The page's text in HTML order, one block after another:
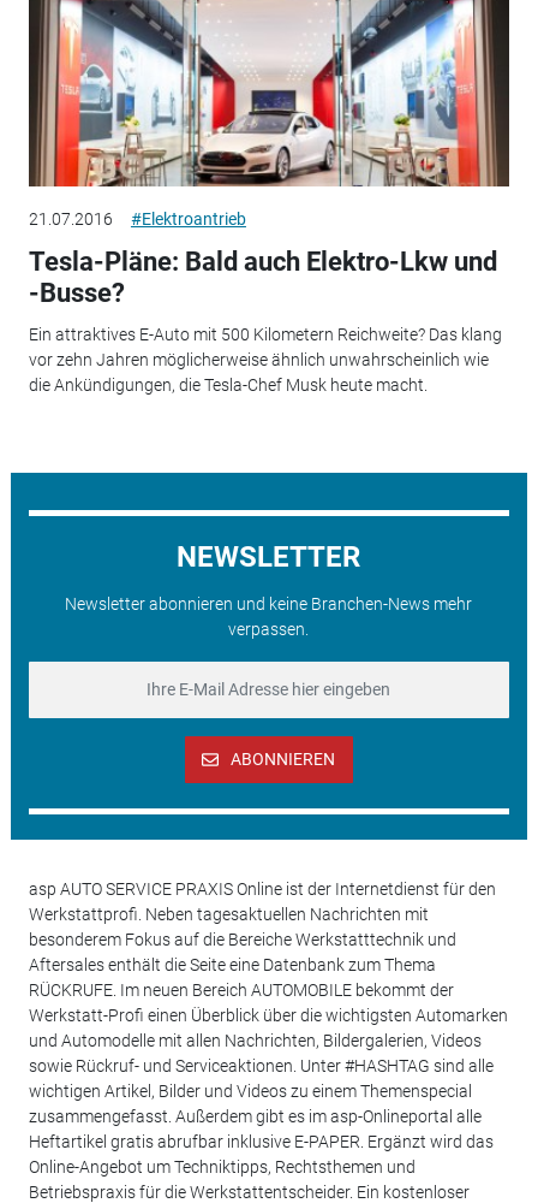
21.07.2016 #Elektroantrieb
Tesla-Pläne: Bald auch Elektro-Lkw und
-Busse?
Ein attraktives E-Auto mit 500 Kilometern Reichweite? Das klang
vor zehn Jahren möglicherweise ähnlich unwahrscheinlich wie
die Ankündigungen, die Tesla-Chef Musk heute macht.
NEWSLETTER
Newsletter abonnieren und keine Branchen-News mehr
verpassen.
ABONNIEREN
asp AUTO SERVICE PRAXIS Online ist der Internetdienst für den
Werkstattprofi. Neben tagesaktuellen Nachrichten mit
besonderem Fokus auf die Bereiche Werkstatttechnik und
Aftersales enthält die Seite eine Datenbank zum Thema
RÜCKRUFE. Im neuen Bereich AUTOMOBILE bekommt der
Werkstatt-Profi einen Überblick über die wichtigsten Automarken
und Automodelle mit allen Nachrichten, Bildergalerien, Videos
sowie Rückruf- und Serviceaktionen. Unter #HASHTAG sind alle
wichtigen Artikel, Bilder und Videos zu einem Themenspecial
zusammengefasst. Außerdem gibt es im asp-Onlineportal alle
Heftartikel gratis abrufbar inklusive E-PAPER. Ergänzt wird das
Online-Angebot um Techniktipps, Rechtsthemen und
Betriebspraxis für die Werkstattentscheider. Ein kostenloser